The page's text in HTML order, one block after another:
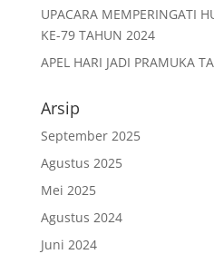
UPACARA MEMPERINGATI
KE-79 TAHUN 2024
APEL HARI JADI PRAMUKA
Arsip
September 2025
Agustus 2025
Mei 2025
Agustus 2024
Juni 2024